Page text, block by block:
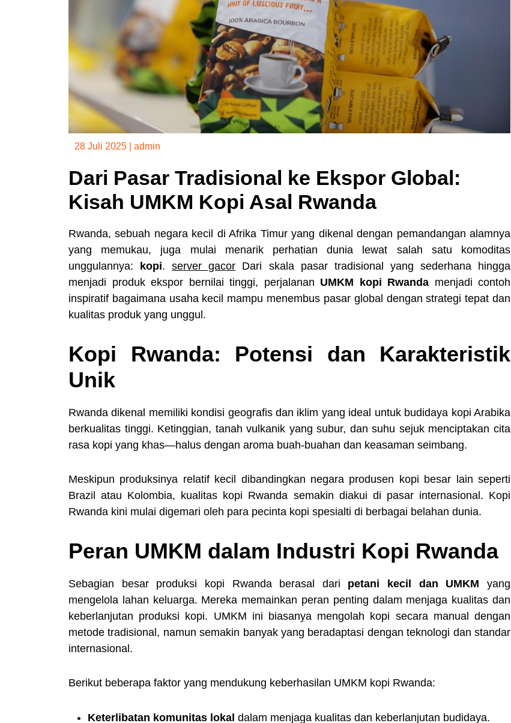
28 Juli 2025 admin
Dari Pasar Tradisional ke Ekspor Global:
Kisah UMKM Kopi Asal Rwanda
Rwanda, sebuah negara kecil di Afrika Timur yang dikenal dengan pemandangan alamnya
yang memukau, juga mulai menarik perhatian dunia lewat salah satu komoditas
unggulannya:
kopi.server gacor Dari skala pasar tradisional yang sederhana hingga
menjadi produk ekspor bernilai tinggi, perjalanan UMKM kopi Rwanda menjadi contoh
inspiratif bagaimana usaha kecil mampu menembus pasar global dengan strategi tepat dan
kualitas produk yang unggul.
Kopi Rwanda: Potensi dan Karakteristik
Unik
Rwanda dikenal memiliki kondisi geografis dan iklim yang ideal untuk budidaya kopi Arabika
berkualitas tinggi. Ketinggian, tanah vulkanik yang subur, dan suhu sejuk menciptakan cita
rasa kopi yang khas—halus dengan aroma buah-buahan dan keasaman seimbang.
Meskipun produksinya relatif kecil dibandingkan negara produsen kopi besar lain seperti
Brazil atau Kolombia, kualitas kopi Rwanda semakin diakui di pasar internasional. Kopi
Rwanda kini mulai digemari oleh para pecinta kopi spesialti di berbagai belahan dunia.
Peran UMKM dalam Industri Kopi Rwanda
Sebagian besar produksi kopi Rwanda berasal dari petani kecil dan UMKM yang
mengelola lahan keluarga. Mereka memainkan peran penting dalam menjaga kualitas dan
keberlanjutan produksi kopi. UMKM ini biasanya mengolah kopi secara manual dengan
metode tradisional, namun semakin banyak yang beradaptasi dengan teknologi dan standar
internasional.
Berikut beberapa faktor yang mendukung keberhasilan UMKM kopi Rwanda:
Keterlibatan komunitas lokal dalam menjaga kualitas dan keberlanjutan budidaya.